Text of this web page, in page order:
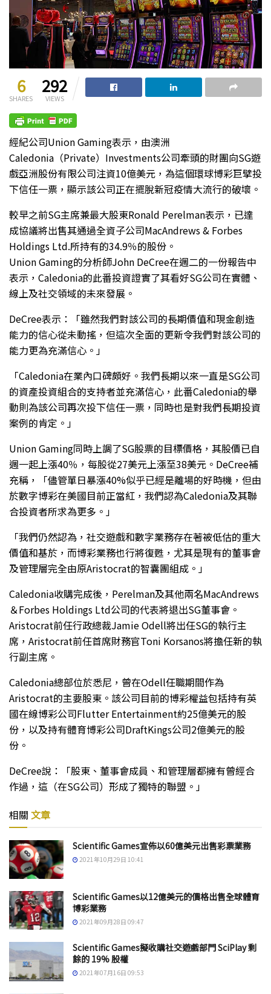
6
SHARES
292
VIEWS
經紀公司Union Gaming表示，由澳洲
Caledonia（Private）Investments公司牽頭的財團向SG遊
戲亞洲股份有限公司注資10億美元，為這個環球博彩巨擘投
下信任一票，顯示該公司正在擺脫新冠疫情大流行的破壞。
較早之前SG主席兼最大股東Ronald Perelman表示，已達
成協議將出售其通過全資子公司MacAndrews & Forbes
Holdings Ltd.所持有的34.9％的股份。
Union Gaming的分析師John DeCree在週二的一份報告中
表示，Caledonia的此番投資證實了其看好SG公司在實體、
線上及社交領域的未來發展。
DeCree表示：「雖然我們對該公司的長期價值和現金創造
能力的信心從未動搖，但這次全面的更新令我們對該公司的
能力更為充滿信心。」
「Caledonia在業內口碑頗好。我們長期以來一直是SG公司
的資產投資組合的支持者並充滿信心，此番Caledonia的舉
動則為該公司再次投下信任一票，同時也是對我們長期投資
案例的肯定。」
Union Gaming同時上調了SG股票的目標價格，其股價已自
週一起上漲40％，每股從27美元上漲至38美元。DeCree補
充稱，「儘管單日暴漲40%似乎已經是離場的好時機，但由
於數字博彩在美國目前正當紅，我們認為Caledonia及其聯
合投資者所求為更多。」
「我們仍然認為，社交遊戲和數字業務存在著被低估的重大
價值和基於，而博彩業務也行將復甦，尤其是現有的董事會
及管理層完全由原Aristocrat的智囊團組成。」
Caledonia收購完成後，Perelman及其他兩名MacAndrews
＆Forbes Holdings Ltd公司的代表將退出SG董事會。
Aristocrat前任行政總裁Jamie Odell將出任SG的執行主
席，Aristocrat前任首席財務官Toni Korsanos將擔任新的執
行副主席。
Caledonia總部位於悉尼，曾在Odell任職期間作為
Aristocrat的主要股東。該公司目前的博彩權益包括持有英
國在線博彩公司Flutter Entertainment約25億美元的股
份，以及持有體育博彩公司DraftKings公司2億美元的股
份。
DeCree說：「股東、董事會成員、和管理層都擁有曾經合
作過，這（在SG公司）形成了獨特的聯盟。」
相關 文章
Scientific Games宣佈以60億美元出售彩票業務
2021年10月29日 10:41
Scientific Games以12億美元的價格出售全球體育
博彩業務
2021年09月28日 09:47
Scientific Games擬收購社交遊戲部門 SciPlay 剩
餘的 19% 股權
2021年07月16日 09:53